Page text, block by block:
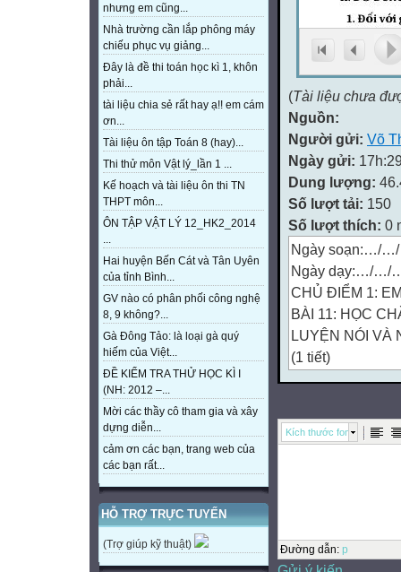
nhưng em cũng...
Nhà trường cần lắp phông máy
chiếu phục vụ giảng...
Đây là đề thi toán học kì 1, khôn
phải...
tài liệu chia sẻ rất hay ạ!! em cám
ơn...
Tài liệu ôn tập Toán 8 (hay)...
Thi thử môn Vật lý_lần 1 ...
Kế hoạch và tài liệu ôn thi TN
THPT môn...
ÔN TẬP VẬT LÝ 12_HK2_2014
...
Hai huyện Bến Cát và Tân Uyên
của tỉnh Bình...
GV nào có phân phối công nghệ
8, 9 không?...
Gà Đông Tảo: là loại gà quý
hiếm của Việt...
ĐỀ KIỂM TRA THỬ HỌC KÌ I
(NH: 2012 –...
Mời các thầy cô tham gia và xây
dựng diễn...
cảm ơn các bạn, trang web của
các bạn rất...
HỖ TRỢ TRỰC TUYẾN
(Trợ giúp kỹ thuật)
(Tài liệu chưa
Nguồn:
Người gửi: Võ
Ngày gửi:
Dung lượng:
Số lượt tải: 150
Số lượt thích: 0
Ngày soạn:…/
Ngày dạy:…/…/
CHỦ ĐIỂM 1:
BÀI 11: HỌC
LUYỆN NÓI VÀ
(1 tiết)
I. MỤC TIÊU
- Năng lực đặc
học.
bộ câu chuyện
Kích thước font
Đường dẫn: p